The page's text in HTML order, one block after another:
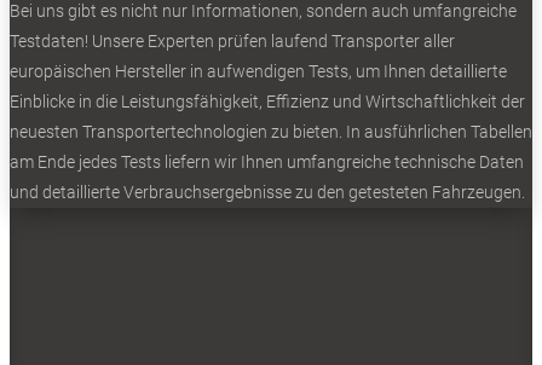
Bei uns gibt es nicht nur Informationen, sondern auch umfangreiche
Testdaten! Unsere Experten prüfen laufend Transporter aller
europäischen Hersteller in aufwendigen Tests, um Ihnen detaillierte
Einblicke in die Leistungsfähigkeit, Effizienz und Wirtschaftlichkeit der
neuesten Transportertechnologien zu bieten. In ausführlichen Tabellen
am Ende jedes Tests liefern wir Ihnen umfangreiche technische Daten
und detaillierte Verbrauchsergebnisse zu den getesteten Fahrzeugen.